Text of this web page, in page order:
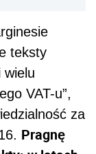
teksty
wielu
VAT-u”,
za
Pragnę